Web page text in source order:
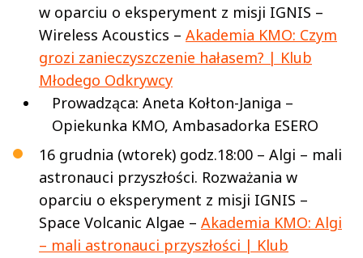
w oparciu o eksperyment z misji IGNIS –
Wireless Acoustics – Akademia KMO: Czym
grozi zanieczyszczenie hałasem? | Klub
Młodego Odkrywcy
Prowadząca: Aneta Kołton-Janiga –
Opiekunka KMO, Ambasadorka ESERO
16 grudnia (wtorek) godz.18:00 – Algi – mali
astronauci przyszłości. Rozważania w
oparciu o eksperyment z misji IGNIS –
Space Volcanic Algae – Akademia KMO: Algi
– mali astronauci przyszłości | Klub